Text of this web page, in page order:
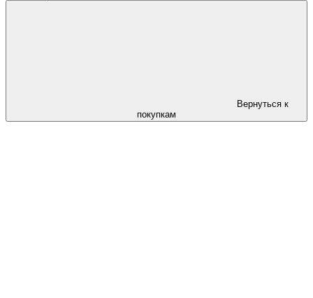
Вернуться к
покупкам